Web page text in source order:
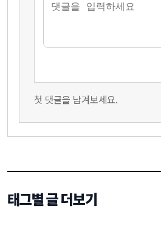
첫 댓글을 남겨보세요.
태그별 글 더보기